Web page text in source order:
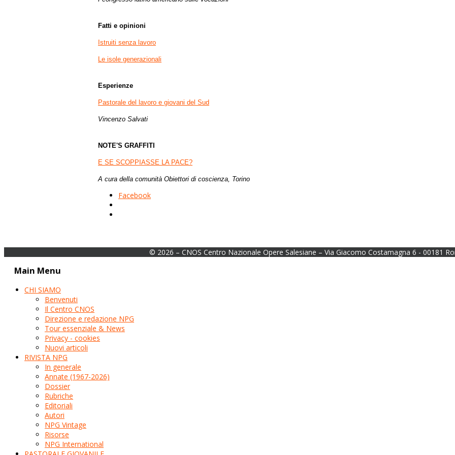
Fatti e opinioni
Istruiti senza lavoro
Le isole generazionali
Esperienze
Pastorale del lavoro e giovani del Sud
Vincenzo Salvati
NOTE'S GRAFFITI
E SE SCOPPIASSE LA PACE?
A cura della comunità Obiettori di coscienza, Torino
Facebook
© 2026 – CNOS Centro Nazionale Opere Salesiane – Via Giacomo Costamagna 6 - 00181
Main Menu
CHI SIAMO
Benvenuti
Il Centro CNOS
Direzione e redazione NPG
Tour essenziale & News
Privacy - cookies
Nuovi articoli
RIVISTA NPG
In generale
Annate (1967-2026)
Dossier
Rubriche
Editoriali
Autori
NPG Vintage
Risorse
NPG International